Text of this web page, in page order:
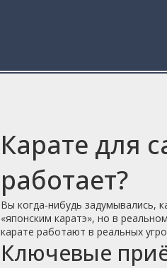
Карате для
работает?
Вы когда‑нибудь задумывались,
«японским каратэ», но в
карате работают в реальных
Ключевые